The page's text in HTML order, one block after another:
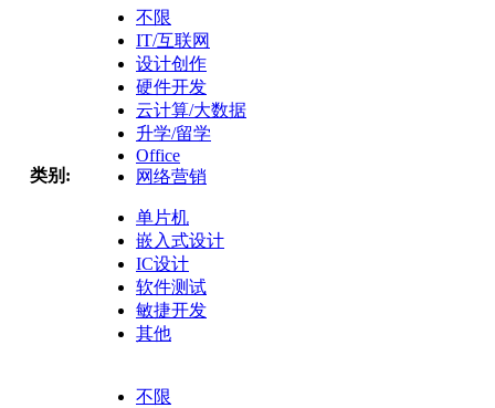
类别:
不限
IT/互联网
设计创作
硬件开发
云计算/大数据
升学/留学
Office
网络营销
单片机
嵌入式设计
IC设计
软件测试
敏捷开发
其他
不限